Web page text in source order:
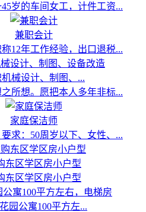
岁的车间女工，计件工资...
兼职会计
12年工作经验，出口退税...
械设计、制图、...
所想。愿把本人多年非标...
家庭保洁师
求：50周岁以下、女性、...
东区学区房小户型
东区学区房小户型
园公寓100平方左...